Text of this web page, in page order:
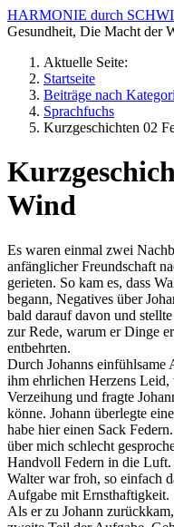
HARMONIE durch
Gesundheit, Die Macht der
Aktuelle Seite:
Startseite
Beiträge nach
Sprachfuchs
Kurzgeschichten 02
Wind
Es waren einmal zwei
anfänglicher Freundschaft
gerieten. So kam es, dass
begann, Negatives über
bald darauf davon und
zur Rede, warum er Dinge
entbehrten.
Durch Johanns einfühlsame
ihm ehrlichen Herzens Leid,
Verzeihung und fragte
könne. Johann überlegte
habe hier einen Sack
über mich schlecht
Handvoll Federn in die
Walter war froh, so einfach
Aufgabe mit Ernsthaftigkeit.
Als er zu Johann